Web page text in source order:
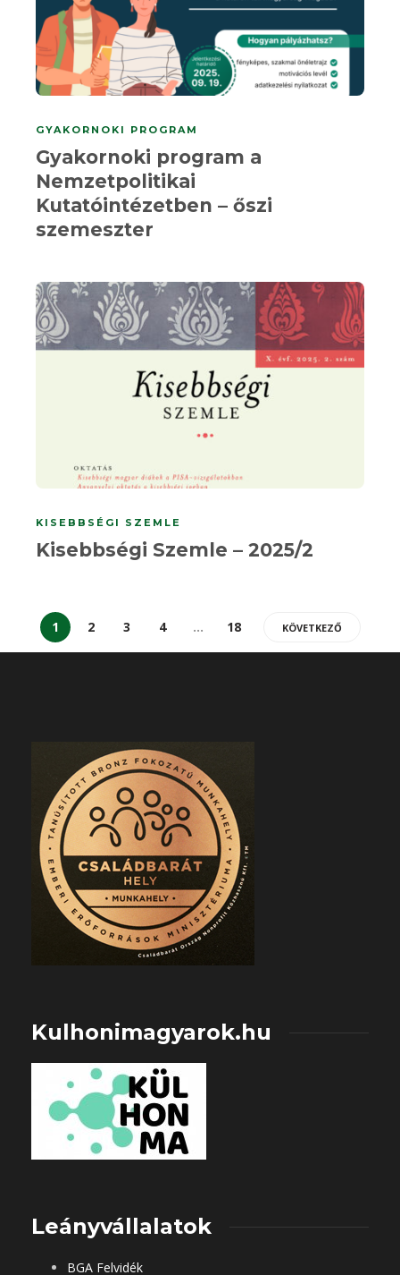
GYAKORNOKI PROGRAM
Gyakornoki program a
Nemzetpolitikai
Kutatóintézetben – őszi
szemeszter
KISEBBSÉGI SZEMLE
Kisebbségi Szemle – 2025/2
1 2 3 4 … 18 KÖVETKEZŐ
Kulhonimagyarok.hu
Leányvállalatok
BGA Felvidék